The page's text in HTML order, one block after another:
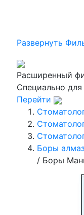
Развернуть
Расширенный
Специально
Перейти
Боры
/ Боры